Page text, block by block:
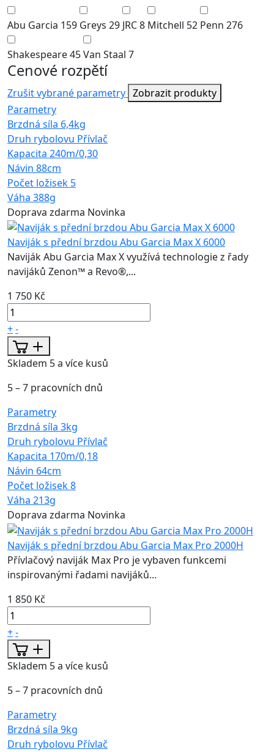
Abu Garcia 159 Greys 29 JRC8 Mitchell 52 Penn 276
Shakespeare45Van Staal 7
Cenové rozpětí
Zrušit vybrané parametry Zobrazit produkty
Parametry
Brzdná síla 6,4kg
Druh rybolovu Přívlač
Kapacita 240m/0,30
Návin 88cm
Počet ložisek 5
Váha 388g
Doprava zdarma Novinka
Naviják s přední brzdou Abu Garcia Max X 6000
Naviják Abu Garcia Max X využívá technologie z řady
navijáků Zenon™ a Revo®,...
1 750 Kč
+-
Skladem 5 a více kusů
5 – 7 pracovních dnů
Parametry
Brzdná síla 3kg
Druh rybolovu Přívlač
Kapacita 170m/0,18
Návin 64cm
Počet ložisek8
Váha 213g
Doprava zdarma Novinka
Naviják s přední brzdou Abu Garcia Max Pro 2000H
Přívlačový naviják Max Pro je vybaven funkcemi
inspirovanými řadami navijáků...
1 850 Kč
+-
Skladem 5 a více kusů
5 – 7 pracovních dnů
Parametry
Brzdná síla 9kg
Druh rybolovu Přívlač